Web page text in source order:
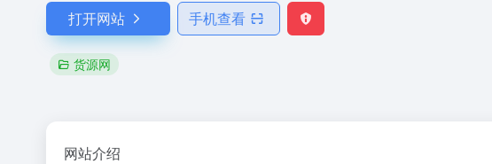
打开网站 手机查看
货源网
网站介绍